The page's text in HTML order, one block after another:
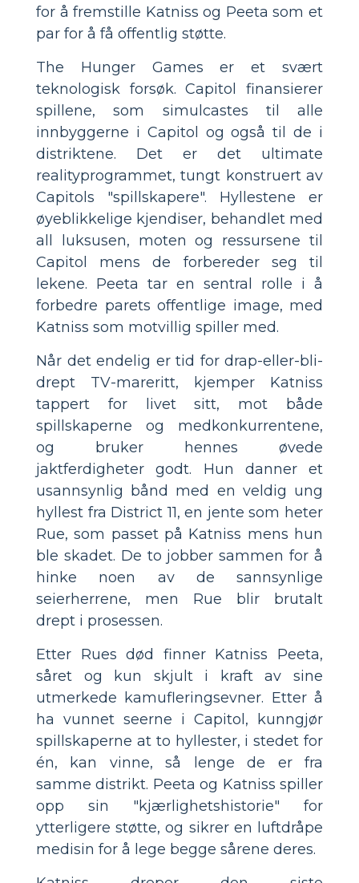
for å fremstille Katniss og Peeta som et
par for å få offentlig støtte.
The Hunger Games er et svært
teknologisk forsøk. Capitol finansierer
spillene, som simulcastes til alle
innbyggerne i Capitol og også til de i
distriktene. Det er det ultimate
realityprogrammet, tungt konstruert av
Capitols "spillskapere". Hyllestene er
øyeblikkelige kjendiser, behandlet med
all luksusen, moten og ressursene til
Capitol mens de forbereder seg til
lekene. Peeta tar en sentral rolle i å
forbedre parets offentlige image, med
Katniss som motvillig spiller med.
Når det endelig er tid for drap-eller-bli-
drept TV-mareritt, kjemper Katniss
tappert for livet sitt, mot både
spillskaperne og medkonkurrentene,
og bruker hennes øvede
jaktferdigheter godt. Hun danner et
usannsynlig bånd med en veldig ung
hyllest fra District 11, en jente som heter
Rue, som passet på Katniss mens hun
ble skadet. De to jobber sammen for å
hinke noen av de sannsynlige
seierherrene, men Rue blir brutalt
drept i prosessen.
Etter Rues død finner Katniss Peeta,
såret og kun skjult i kraft av sine
utmerkede kamufleringsevner. Etter å
ha vunnet seerne i Capitol, kunngjør
spillskaperne at to hyllester, i stedet for
én, kan vinne, så lenge de er fra
samme distrikt. Peeta og Katniss spiller
opp sin "kjærlighetshistorie" for
ytterligere støtte, og sikrer en luftdråpe
medisin for å lege begge sårene deres.